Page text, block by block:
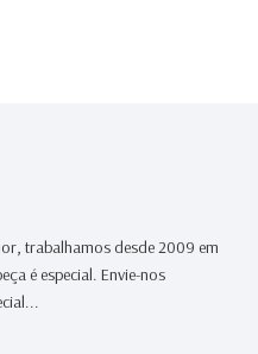
trabalhamos desde 2009 em
é especial. Envie-nos